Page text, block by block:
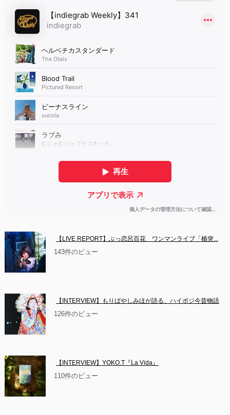
【LIVE REPORT】ぶっ恋呂百花　ワンマンライブ「楯突...
143件のビュー
【INTERVIEW】もりばやしみほが語る、ハイポジ今昔物語
126件のビュー
【INTERVIEW】YOKO.T『La Vida』
110件のビュー